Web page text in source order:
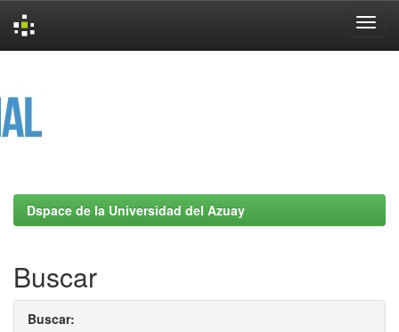
Dspace de la Universidad del Azuay
Buscar
Buscar: